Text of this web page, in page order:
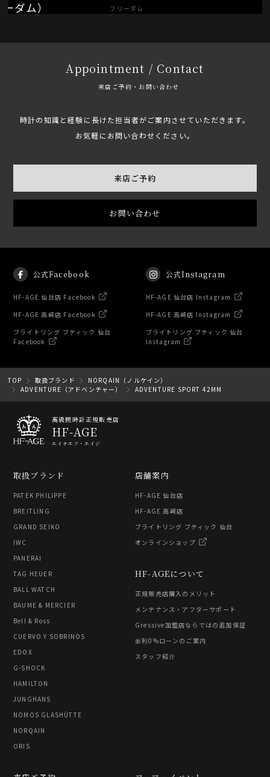
フリーダム
Appointment / Contact
来店ご予約・お問い合わせ
時計の知識と経験に長けた担当者がご案内させていただきます。
お気軽にお問い合わせください。
来店ご予約
お問い合わせ
公式Facebook
HF-AGE 仙台店 Facebook
HF-AGE 高崎店 Facebook
ブライトリング ブティック 仙台
Facebook
公式Instagram
HF-AGE 仙台店 Instagram
HF-AGE 高崎店 Instagram
ブライトリング ブティック 仙台
Instagram
TOP 取扱ブランド
NORQAIN（ノルケイン）
ADVENTURE（アドベンチャー）
ADVENTURE SPORT 42MM
高級腕時計正規販売店
HF-AGE
エイチエフ・エイジ
取扱ブランド
PATEK PHILIPPE
BREITLING
GRAND SEIKO
IWC
PANERAI
TAG HEUER
BALL WATCH
BAUME & MERCIER
Bell & Ross
CUERVO Y SOBRINOS
EDOX
G-SHOCK
HAMILTON
JUNGHANS
NOMOS GLASHÜTTE
NORQAIN
ORIS
HF-AGEについて
正規販売店購入のメリット
メンテナンス・アフターサポート
Gressive加盟店ならではの追加保証
金利0%ローンのご案内
スタッフ紹介
店舗案内
HF-AGE 仙台店
HF-AGE 高崎店
ブライトリング ブティック 仙台
オンラインショップ